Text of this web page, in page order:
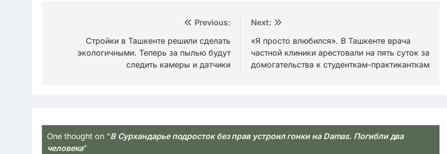
записям
Previous:
Стройки в Ташкенте решили сделать
экологичными. Теперь за пылью будут
следить камеры и датчики
Next:
«Я просто влюбился». В Ташкенте врача
частной клиники арестовали на пять суток за
домогательства к студенткам-практиканткам
One thought on “В Сурхандарье подросток без прав устроил гонки на Damas. Погибли два
человека”